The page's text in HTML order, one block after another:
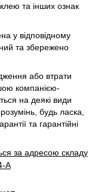
та інших ознак
у відповідному
та збережено
або втрати
компанією-
на деякі види
будь ласка,
та гарантійні
за адресою складу
А